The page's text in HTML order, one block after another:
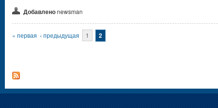
Добавленоnewsman
Страницы
« первая ‹ предыдущая 1 2